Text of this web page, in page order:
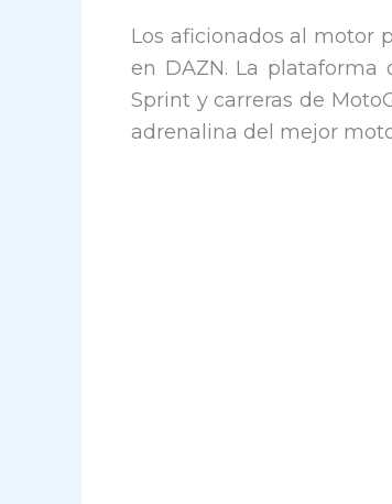
Los aficionados al motor
en DAZN. La plataforma
Sprint y carreras de
adrenalina del mejor